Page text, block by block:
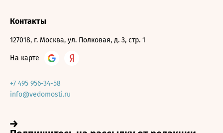
Контакты
127018, г. Москва, ул. Полковая, д. 3, стр. 1
На карте
+7 495 956-34-58
info@vedomosti.ru